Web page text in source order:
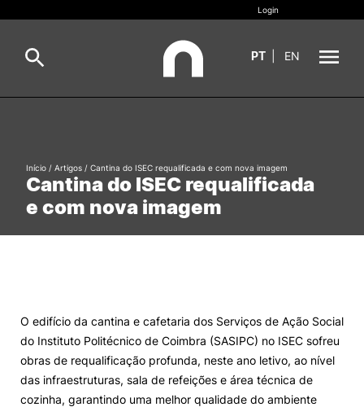
Estudar
Internacional
Ação Social
Alumni
Login
PT EN
Oferta Formativa Geral
Cantina do ISEC requalificada
e com nova imagem
Início / Artigos / Cantina do ISEC requalificada e com nova imagem
O edifício da cantina e cafetaria dos Serviços de Ação Social
do Instituto Politécnico de Coimbra (SASIPC) no ISEC sofreu
obras de requalificação profunda, neste ano letivo, ao nível
das infraestruturas, sala de refeições e área técnica de
cozinha, garantindo uma melhor qualidade do ambiente